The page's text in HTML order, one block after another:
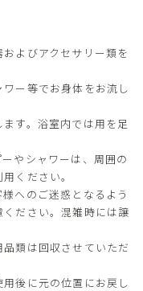
よびアクセサリー類を
ー等でお身体をお流し
す。浴室内では用を足
やシャワーは、周囲の
ください。
へのご迷惑となるよう
ださい。混雑時には譲
類は回収させていただ
後に元の位置にお戻し